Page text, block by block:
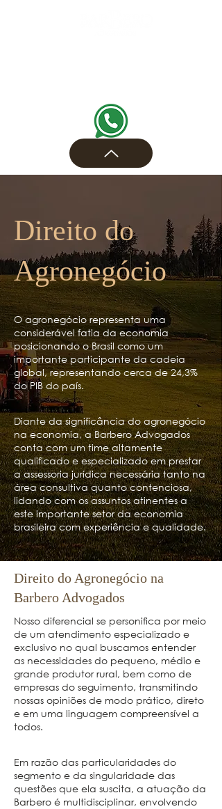
Direito do
Agronegócio
O agronegócio representa uma
considerável fatia da economia
posicionando o Brasil como um
importante participante da cadeia
global, representando cerca de 24,3%
do PIB do país.
Diante da significância do agronegócio
na economia, a Barbero Advogados
conta com um time altamente
qualificado e especializado em prestar
a assessoria jurídica necessária tanto na
área consultiva quanto contenciosa,
lidando com os assuntos atinentes a
este importante setor da economia
brasileira com experiência e qualidade.
Direito do Agronegócio na
Barbero Advogados
Nosso diferencial se personifica por meio
de um atendimento especializado e
exclusivo no qual buscamos entender
as necessidades do pequeno, médio e
grande produtor rural, bem como de
empresas do seguimento, transmitindo
nossas opiniões de modo prático, direto
e em uma linguagem compreensível a
todos.
Em razão das particularidades do
segmento e da singularidade das
questões que ela suscita, a atuação da
Barbero é multidisciplinar, envolvendo